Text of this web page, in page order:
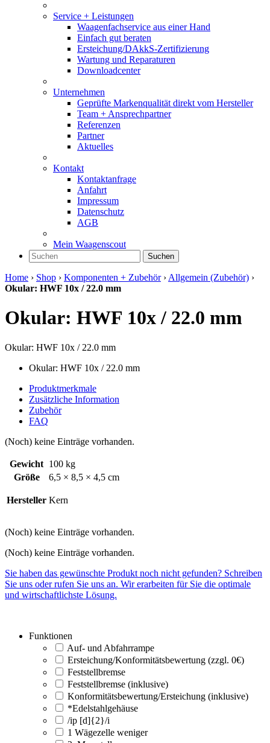
Service + Leistungen
Waagenfachservice aus einer Hand
Einfach gut beraten
Ersteichung/DAkkS-Zertifizierung
Wartung und Reparaturen
Downloadcenter
Unternehmen
Geprüfte Markenqualität direkt vom Hersteller
Team + Ansprechpartner
Referenzen
Partner
Aktuelles
Kontakt
Kontaktanfrage
Anfahrt
Impressum
Datenschutz
AGB
Mein Waagenscout
Suchen
Home › Shop › Komponenten + Zubehör› Allgemein (Zubehör) ›
Okular: HWF 10x / 22.0 mm
Okular: HWF 10x / 22.0 mm
Okular: HWF 10x / 22.0 mm
Okular: HWF 10x / 22.0 mm
Produktmerkmale
Zusätzliche Information
Zubehör
FAQ
(Noch) keine Einträge vorhanden.
Gewicht 100 kg
Größe
6,5 × 8,5 × 4,5 cm
Hersteller Kern
(Noch) keine Einträge vorhanden.
(Noch) keine Einträge vorhanden.
Sie haben das gewünschte Produkt noch nicht gefunden? Schreiben
Sie uns oder rufen Sie uns an. Wir erarbeiten für Sie die optimale
und wirtschaftlichste Lösung.
Funktionen
Auf- und Abfahrrampe
Ersteichung/Konformitätsbewertung (zzgl. 0€)
Feststellbremse
Feststellbremse (inklusive)
Konformitätsbewertung/Ersteichung (inklusive)
*Edelstahlgehäuse
/ip [d]{2}/i
1 Wägezelle weniger